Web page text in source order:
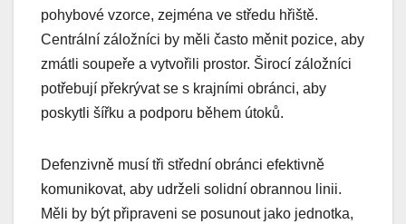
pohybové vzorce, zejména ve středu hřiště.
Centrální záložníci by měli často měnit pozice, aby
zmátli soupeře a vytvořili prostor. Širocí záložníci
potřebují překrývat se s krajními obránci, aby
poskytli šířku a podporu během útoků.
Defenzivně musí tři střední obránci efektivně
komunikovat, aby udrželi solidní obrannou linii.
Měli by být připraveni se posunout jako jednotka,